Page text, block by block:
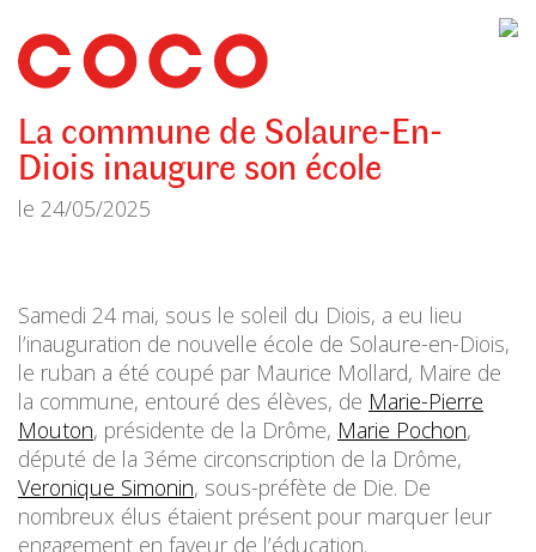
CoCo
Architecture
architecture,
urbanisme,
etc.
La commune de Solaure-En-
Diois inaugure son école
le 24/05/2025
Samedi 24 mai, sous le soleil du Diois, a eu lieu
l’inauguration de nouvelle école de Solaure-en-Diois,
le ruban a été coupé par Maurice Mollard, Maire de
la commune, entouré des élèves, de Marie-Pierre
Mouton, présidente de la Drôme, Marie Pochon,
député de la 3éme circonscription de la Drôme,
Veronique Simonin, sous-préfète de Die. De
nombreux élus étaient présent pour marquer leur
engagement en faveur de l’éducation.